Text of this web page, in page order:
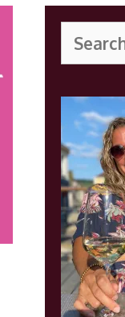
for: